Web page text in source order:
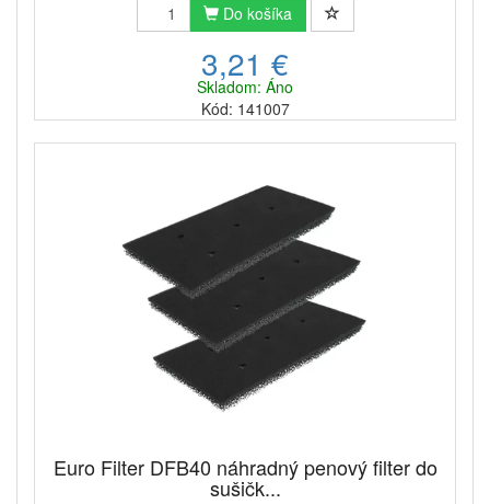
Do košíka
3,21 €
Skladom: Áno
Kód: 141007
Euro Filter DFB40 náhradný penový filter do
sušičk...